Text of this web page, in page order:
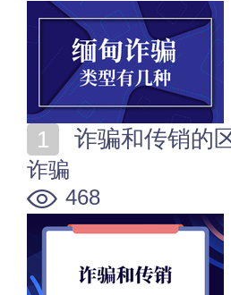
诈骗和传销的
诈骗
468